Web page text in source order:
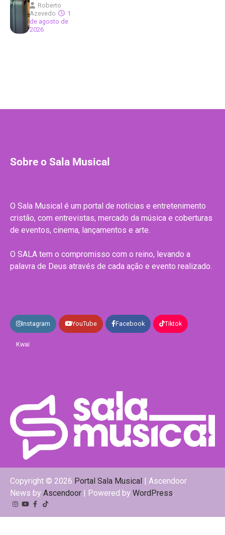
Roberto
Azevedo
1
de agosto de
2026
Sobre o Sala Musical
O Sala Musical é um portal de notícias e entretenimento
cristão, com entrevistas, mercado da música e coberturas
de eventos, cinema, lançamentos e arte.
O SALA tem o compromisso com o reino, levando a
palavra de Deus através de cada ação e evento realizado.
Instagram YouTube Facebook Tiktok
Kwai
Copyright © 2026 Portal Sala Musical | Ascendoor
News by Ascendoor | Powered by WordPress.
Instagram
YouTube
Facebook
Tiktok